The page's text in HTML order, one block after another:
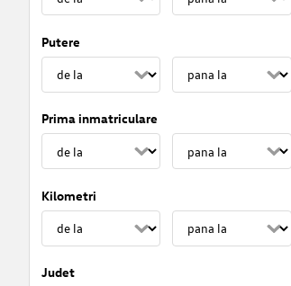
Putere
Prima inmatriculare
Kilometri
Judet